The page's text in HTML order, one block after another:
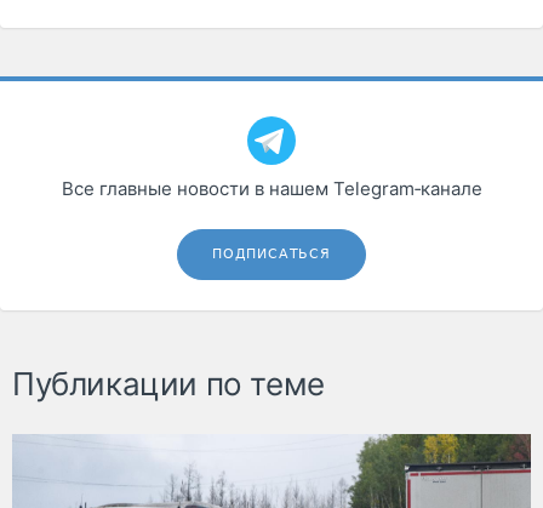
Все главные новости в нашем Telegram‑канале
ПОДПИСАТЬСЯ
Публикации по теме